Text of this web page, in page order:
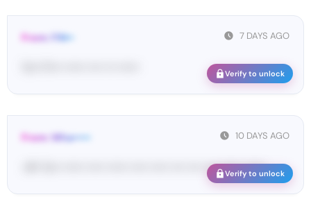
7 DAYS AGO
From: FIN••
Verify to unlock
10 DAYS AGO
From: Wha•••••
<#• Yo•• •••••• ••••• •••••• ••••• ••••• •••• •••• •••• •••••• ••••••
Verify to unlock